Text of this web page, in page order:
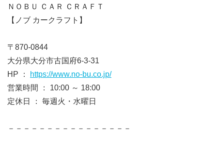
ＮＯＢＵ ＣＡＲ ＣＲＡＦＴ
【ノブ カークラフト】
〒870-0844
大分県大分市古国府6-3-31
HP ：
https://www.no-bu.co.jp/
営業時間 ： 10:00 ～ 18:00
定休日 ： 毎週火・水曜日
－－－－－－－－－－－－－－－－